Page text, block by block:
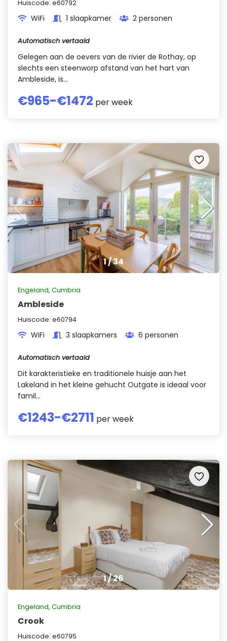
Huiscode: e60792
WiFi 1 slaapkamer 2 personen
Automatisch vertaald
Gelegen aan de oevers van de rivier de Rothay, op
slechts een steenworp afstand van het hart van
Ambleside, is...
€965-€1472 per week
1/34
Engeland, Cumbria
Ambleside
Huiscode: e60794
WiFi 3 slaapkamers 6 personen
Automatisch vertaald
Dit karakteristieke en traditionele huisje aan het
Lakeland in het kleine gehucht Outgate is ideaal voor
famil...
€1243-€2711 per week
1/26
Engeland, Cumbria
Crook
Huiscode: e60795